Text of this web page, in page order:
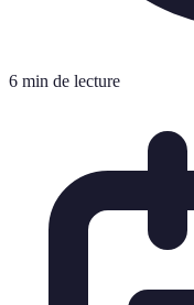
6 min de lecture